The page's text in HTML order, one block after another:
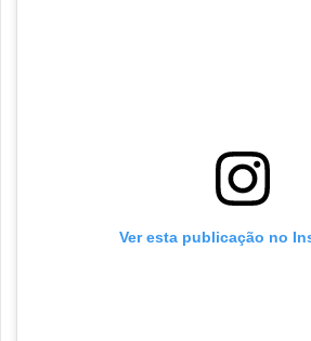
Ver esta publicação no